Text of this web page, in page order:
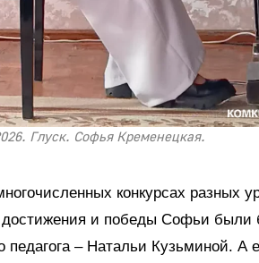
Глуск. Софья Кременецкая.
конкурсах разных
достижения и победы Софьи
педагога – Натальи Кузьминой. А